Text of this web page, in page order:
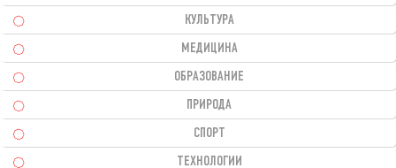
КУЛЬТУРА
МЕДИЦИНА
ОБРАЗОВАНИЕ
ПРИРОДА
СПОРТ
ТЕХНОЛОГИИ